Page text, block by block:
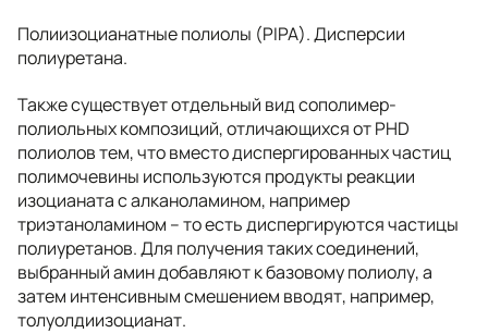
Полиизоцианатные полиолы (PIPA). Дисперсии
полиуретана.
Также существует отдельный вид сополимер-
полиольных композиций, отличающихся от PHD
полиолов тем, что вместо диспергированных частиц
полимочевины используются продукты реакции
изоцианата с алканоламином, например
триэтаноламином – то есть диспергируются частицы
полиуретанов. Для получения таких соединений,
выбранный амин добавляют к базовому полиолу, а
затем интенсивным смешением вводят, например,
толуолдиизоцианат.